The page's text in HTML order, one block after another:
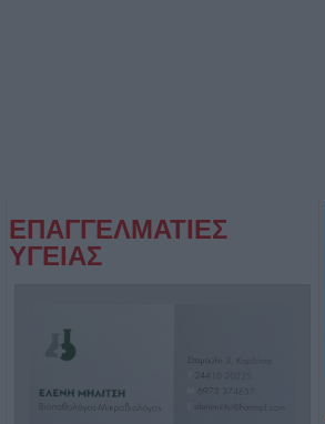
ΕΠΑΓΓΕΛΜΑΤΙΕΣ
ΥΓΕΙΑΣ